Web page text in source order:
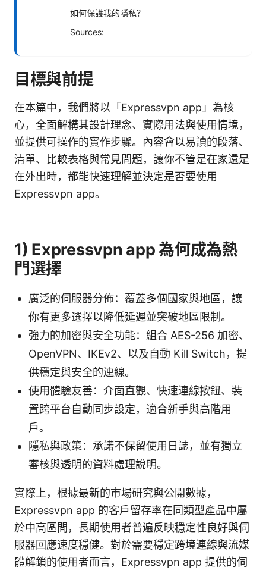
如何保護我的隱私？
Sources:
目標與前提
在本篇中，我們將以「Expressvpn app」為核
心，全面解構其設計理念、實際用法與使用情境，
並提供可操作的實作步驟。內容會以易讀的段落、
清單、比較表格與常見問題，讓你不管是在家還是
在外出時，都能快速理解並決定是否要使用
Expressvpn app。
1) Expressvpn app 為何成為熱
門選擇
廣泛的伺服器分佈：覆蓋多個國家與地區，讓
你有更多選擇以降低延遲並突破地區限制。
強力的加密與安全功能：組合 AES-256 加密、
OpenVPN、IKEv2、以及自動 Kill Switch，提
供穩定與安全的連線。
使用體驗友善：介面直觀、快速連線按鈕、裝
置跨平台自動同步設定，適合新手與高階用
戶。
隱私與政策：承諾不保留使用日誌，並有獨立
審核與透明的資料處理說明。
實際上，根據最新的市場研究與公開數據，
Expressvpn app 的客戶留存率在同類型產品中屬
於中高區間，長期使用者普遍反映穩定性良好與伺
服器回應速度穩健。對於需要穩定跨境連線與流媒
體解鎖的使用者而言，Expressvpn app 提供的伺